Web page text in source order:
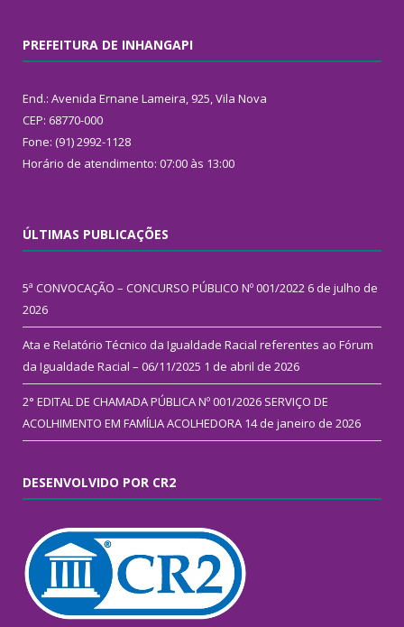
PREFEITURA DE INHANGAPI
End.: Avenida Ernane Lameira, 925, Vila Nova
CEP: 68770-000
Fone: (91) 2992-1128
Horário de atendimento: 07:00 às 13:00
ÚLTIMAS PUBLICAÇÕES
5ª CONVOCAÇÃO – CONCURSO PÚBLICO Nº 001/2022 6 de julho de
2026
Ata e Relatório Técnico da Igualdade Racial referentes ao Fórum
da Igualdade Racial – 06/11/2025 1 de abril de 2026
2° EDITAL DE CHAMADA PÚBLICA Nº 001/2026 SERVIÇO DE
ACOLHIMENTO EM FAMÍLIA ACOLHEDORA 14 de janeiro de 2026
DESENVOLVIDO POR CR2